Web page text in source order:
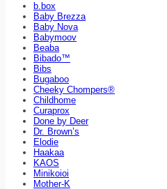
b.box
Baby Brezza
Baby Nova
Babymoov
Beaba
Bibado™
Bibs
Bugaboo
Cheeky Chompers®
Childhome
Curaprox
Done by Deer
Dr. Brown’s
Elodie
Haakaa
KAOS
Minikoioi
Mother-K